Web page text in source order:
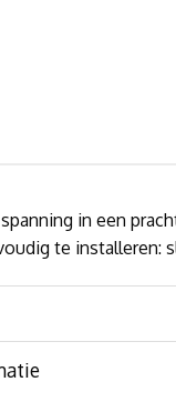
in een
te installeren: